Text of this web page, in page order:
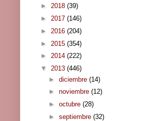
► 2018 (39)
► 2017 (146)
► 2016 (204)
► 2015 (354)
► 2014 (222)
▼ 2013 (446)
► diciembre (14)
► noviembre (12)
► octubre (28)
► septiembre (32)